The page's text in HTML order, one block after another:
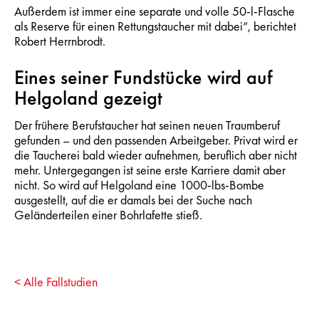
Außerdem ist immer eine separate und volle 50-l-Flasche
als Reserve für einen Rettungstaucher mit dabei“, berichtet
Robert Herrnbrodt.
Eines seiner Fundstücke wird auf
Helgoland gezeigt
Der frühere Berufstaucher hat seinen neuen Traumberuf
gefunden – und den passenden Arbeitgeber. Privat wird er
die Taucherei bald wieder aufnehmen, beruflich aber nicht
mehr. Untergegangen ist seine erste Karriere damit aber
nicht. So wird auf Helgoland eine 1000-lbs-Bombe
ausgestellt, auf die er damals bei der Suche nach
Geländerteilen einer Bohrlafette stieß.
< Alle Fallstudien